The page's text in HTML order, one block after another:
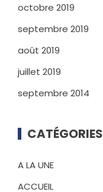
octobre 2019
septembre 2019
août 2019
juillet 2019
septembre 2014
CATÉGORIES
A LA UNE
ACCUEIL